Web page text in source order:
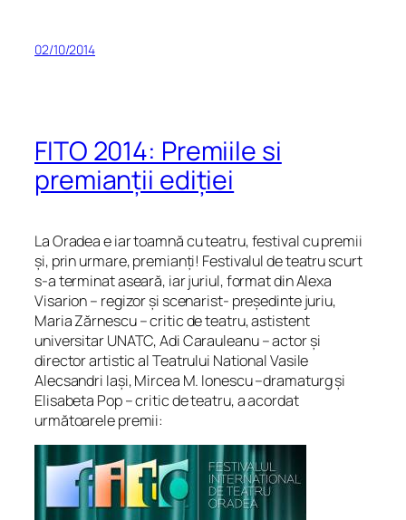
02/10/2014
FITO 2014: Premiile si
premianții ediției
La Oradea e iar toamnă cu teatru, festival cu premii
și, prin urmare, premianți! Festivalul de teatru scurt
s-a terminat aseară, iar juriul, format din Alexa
Visarion – regizor și scenarist- președinte juriu,
Maria Zărnescu – critic de teatru, astistent
universitar UNATC, Adi Carauleanu – actor și
director artistic al Teatrului National Vasile
Alecsandri Iași, Mircea M. Ionescu –dramaturg și
Elisabeta Pop – critic de teatru, a acordat
următoarele premii: